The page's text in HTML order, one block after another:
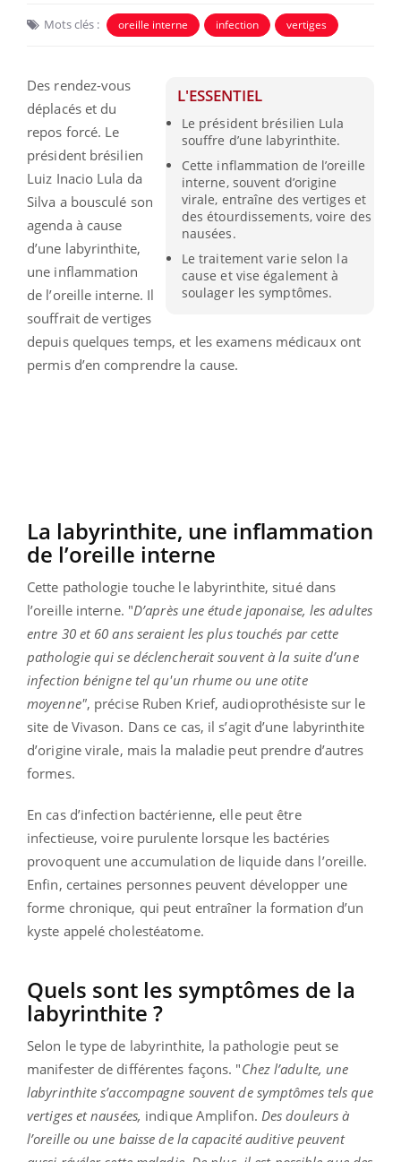
Mots clés : oreille interne infection vertiges
L'ESSENTIEL
Le président brésilien Lula
souffre d’une labyrinthite.
Cette inflammation de l’oreille
interne, souvent d’origine
virale, entraîne des vertiges et
des étourdissements, voire des
nausées.
Le traitement varie selon la
cause et vise également à
soulager les symptômes.
Des rendez-vous
déplacés et du
repos forcé. Le
président brésilien
Luiz Inacio Lula da
Silva a bousculé son
agenda à cause
d’une labyrinthite,
une inflammation
de l’oreille interne. Il
souffrait de vertiges
depuis quelques temps, et les examens médicaux ont
permis d’en comprendre la cause.
La labyrinthite, une inflammation
de l’oreille interne
Cette pathologie touche le labyrinthite, situé dans
l’oreille interne. "D’après une étude japonaise, les adultes
entre 30 et 60 ans seraient les plus touchés par cette
pathologie qui se déclencherait souvent à la suite d’une
infection bénigne tel qu'un rhume ou une otite
moyenne", précise Ruben Krief, audioprothésiste sur le
site de Vivason. Dans ce cas, il s’agit d’une labyrinthite
d’origine virale, mais la maladie peut prendre d’autres
formes.
En cas d’infection bactérienne, elle peut être
infectieuse, voire purulente lorsque les bactéries
provoquent une accumulation de liquide dans l’oreille.
Enfin, certaines personnes peuvent développer une
forme chronique, qui peut entraîner la formation d’un
kyste appelé cholestéatome.
Quels sont les symptômes de la
labyrinthite ?
Selon le type de labyrinthite, la pathologie peut se
manifester de différentes façons. "Chez l’adulte, une
labyrinthite s’accompagne souvent de symptômes tels que
vertiges et nausées, indique Amplifon. Des douleurs à
l’oreille ou une baisse de la capacité auditive peuvent